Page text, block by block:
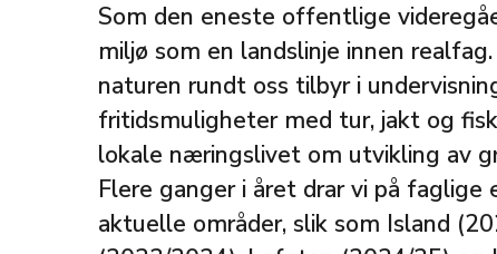
Som den eneste offentlige
miljø som en landslinje innen
naturen rundt oss tilbyr i
fritidsmuligheter med tur, jakt og
lokale næringslivet om utvikling av
Flere ganger i året drar vi på
aktuelle områder, slik som Island